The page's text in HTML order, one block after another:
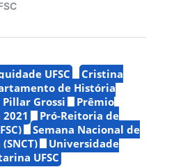
UFSC
Cristina
de História
Grossi
Prêmio
Pró-Reitoria de
Semana Nacional de
Universidade
UFSC